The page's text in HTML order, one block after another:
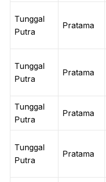
Tunggal
Putra
Pratama
Tunggal
Putra
Pratama
Tunggal
Putra
Pratama
Tunggal
Putra
Pratama